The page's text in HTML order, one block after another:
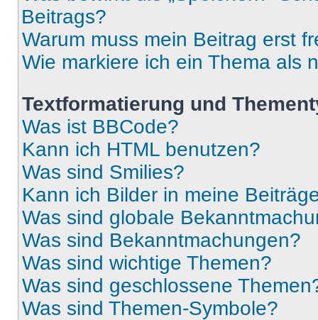
Beitrags?
Warum muss mein Beitrag erst
Wie markiere ich ein Thema als
Textformatierung und
Was ist BBCode?
Kann ich HTML benutzen?
Was sind Smilies?
Kann ich Bilder in meine
Was sind globale
Was sind Bekanntmachungen?
Was sind wichtige Themen?
Was sind geschlossene
Was sind Themen-Symbole?